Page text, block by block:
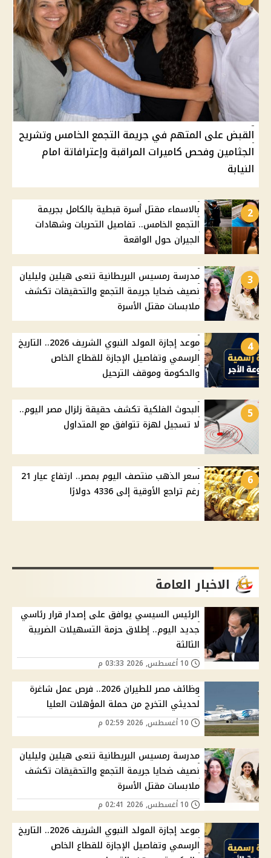
القبض على المتهم في جريمة التجمع الخامس وتشريح
الجثامين وفحص كاميرات المراقبة وإعترافاتة امام
النيابة
2
بالاسماء مقتل أسرة قبطية بالكامل بجريمة
التجمع الخامس.. تفاصيل التحريات وشهادات
الجيران حول الواقعة
3
مدرسة رمسيس البريطانية تنعى هيلين وليليان
نصيف ضحايا جريمة التجمع والتحقيقات تكشف
ملابسات مقتل الأسرة
4
موعد إجازة المولد النبوي الشريف 2026.. التاريخ
الرسمي وتفاصيل الإجازة للقطاع الخاص
والحكومة وموقف الترحيل
5
البحوث الفلكية تكشف حقيقة زلزال مصر اليوم..
لا تسجيل لهزة تتوافق مع المتداول
6
سعر الذهب منتصف اليوم بمصر.. ارتفاع عيار 21
رغم تراجع الأوقية إلى 4336 دولارًا
الاخبار العامة
الرئيس السيسي يوافق على إصدار قرار رئاسي
جديد اليوم.. إطلاق حزمة التسهيلات الضريبة
الثالثة
وظائف مصر للطيران 2026.. فرص عمل شاغرة
لحديثي التخرج من حملة المؤهلات العليا
مدرسة رمسيس البريطانية تنعى هيلين وليليان
نصيف ضحايا جريمة التجمع والتحقيقات تكشف
ملابسات مقتل الأسرة
موعد إجازة المولد النبوي الشريف 2026.. التاريخ
الرسمي وتفاصيل الإجازة للقطاع الخاص